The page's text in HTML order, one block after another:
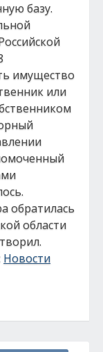
базу.
имущество
или
обратилась
области
Новости